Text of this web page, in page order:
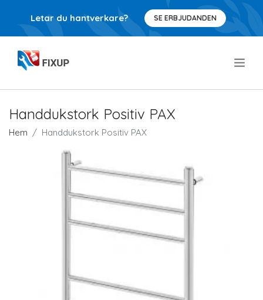
Letar du hantverkare? SE ERBJUDANDEN
Handdukstork Positiv PAX
Hem Handdukstork Positiv PAX